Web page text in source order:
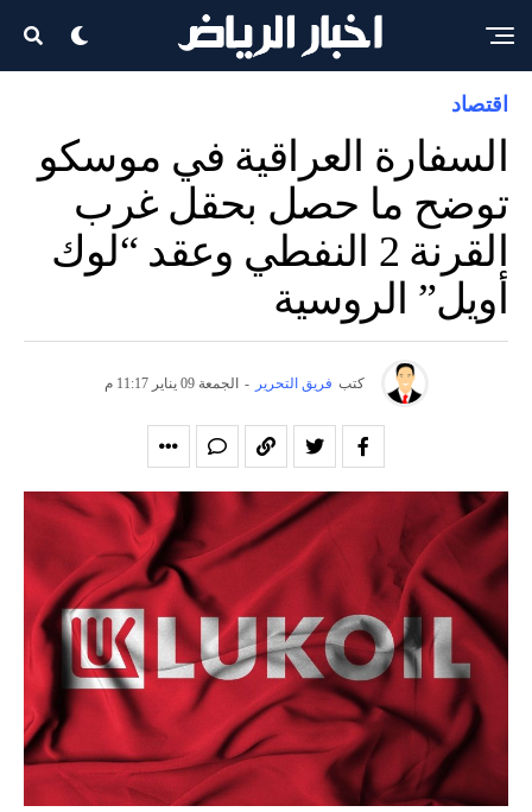
اقتصاد
السفارة العراقية في موسكو
توضح ما حصل بحقل غرب
القرنة 2 النفطي وعقد “لوك
أويل” الروسية
كتب فريق التحرير - الجمعة 09 يناير 11:17 م